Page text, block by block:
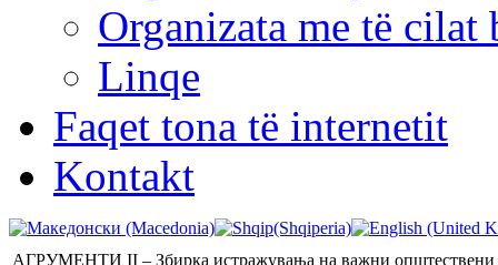
Organizata me të cilat
Linqe
Faqet tona të internetit
Kontakt
АГРУМЕНТИ II – Збирка истражувања на важни општествени